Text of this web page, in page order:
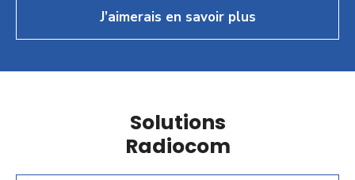
J’aimerais en savoir plus
Solutions
Radiocom